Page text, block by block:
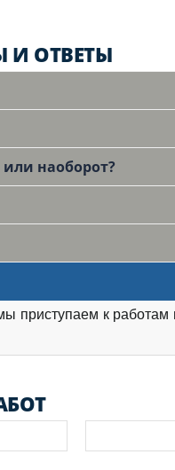
И ОТВЕТЫ
или наоборот?
приступаем к